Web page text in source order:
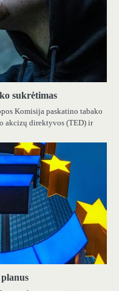
sukrėtimas
Komisija paskatino tabako
akcizų direktyvos (TED) ir